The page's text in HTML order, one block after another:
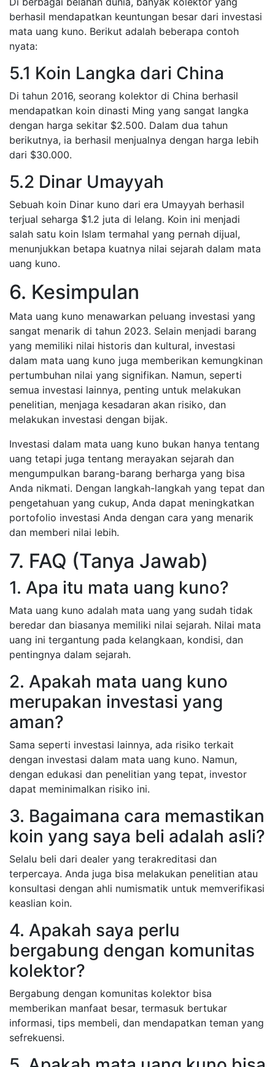
berhasil mendapatkan keuntungan besar dari investasi
mata uang kuno. Berikut adalah beberapa contoh
nyata:
5.1 Koin Langka dari China
Di tahun 2016, seorang kolektor di China berhasil
mendapatkan koin dinasti Ming yang sangat langka
dengan harga sekitar $2.500. Dalam dua tahun
berikutnya, ia berhasil menjualnya dengan harga lebih
dari $30.000.
5.2 Dinar Umayyah
Sebuah koin Dinar kuno dari era Umayyah berhasil
terjual seharga $1.2 juta di lelang. Koin ini menjadi
salah satu koin Islam termahal yang pernah dijual,
menunjukkan betapa kuatnya nilai sejarah dalam mata
uang kuno.
6. Kesimpulan
Mata uang kuno menawarkan peluang investasi yang
sangat menarik di tahun 2023. Selain menjadi barang
yang memiliki nilai historis dan kultural, investasi
dalam mata uang kuno juga memberikan kemungkinan
pertumbuhan nilai yang signifikan. Namun, seperti
semua investasi lainnya, penting untuk melakukan
penelitian, menjaga kesadaran akan risiko, dan
melakukan investasi dengan bijak.
Investasi dalam mata uang kuno bukan hanya tentang
uang tetapi juga tentang merayakan sejarah dan
mengumpulkan barang-barang berharga yang bisa
Anda nikmati. Dengan langkah-langkah yang tepat dan
pengetahuan yang cukup, Anda dapat meningkatkan
portofolio investasi Anda dengan cara yang menarik
dan memberi nilai lebih.
7. FAQ (Tanya Jawab)
1. Apa itu mata uang kuno?
Mata uang kuno adalah mata uang yang sudah tidak
beredar dan biasanya memiliki nilai sejarah. Nilai mata
uang ini tergantung pada kelangkaan, kondisi, dan
pentingnya dalam sejarah.
2. Apakah mata uang kuno
merupakan investasi yang
aman?
Sama seperti investasi lainnya, ada risiko terkait
dengan investasi dalam mata uang kuno. Namun,
dengan edukasi dan penelitian yang tepat, investor
dapat meminimalkan risiko ini.
3. Bagaimana cara memastikan
koin yang saya beli adalah asli?
Selalu beli dari dealer yang terakreditasi dan
terpercaya. Anda juga bisa melakukan penelitian atau
konsultasi dengan ahli numismatik untuk memverifikasi
keaslian koin.
4. Apakah saya perlu
bergabung dengan komunitas
kolektor?
Bergabung dengan komunitas kolektor bisa
memberikan manfaat besar, termasuk bertukar
informasi, tips membeli, dan mendapatkan teman yang
sefrekuensi.